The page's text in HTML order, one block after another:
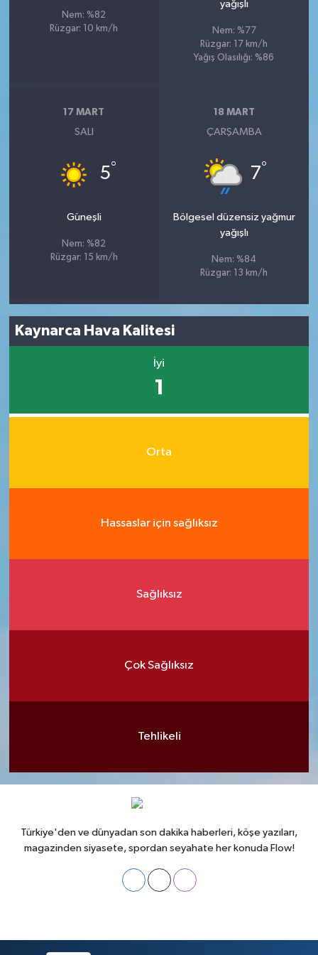
Nem: %82
Rüzgar: 10 km/h
yağışlı
Nem: %77
Rüzgar: 17 km/h
Yağış Olasılığı: %86
17 MART
SALI
5°
Güneşli
Nem: %82
Rüzgar: 15 km/h
18 MART
ÇARŞAMBA
7°
Bölgesel düzensiz yağmur
yağışlı
Nem: %84
Rüzgar: 13 km/h
Kaynarca Hava Kalitesi
İyi
1
Orta
Hassaslar için sağlıksız
Sağlıksız
Çok Sağlıksız
Tehlikeli
Türkiye'den ve dünyadan son dakika haberleri, köşe yazıları,
magazinden siyasete, spordan seyahate her konuda Flow!